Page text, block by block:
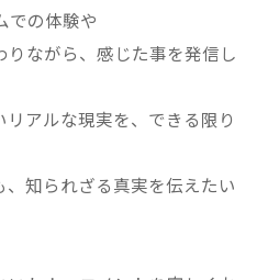
での体験や
ながら、感じた事を発信し
アルな現実を、できる限り
知られざる真実を伝えたい